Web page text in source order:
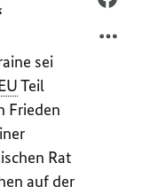
sei
Teil
Frieden
Rat
auf der